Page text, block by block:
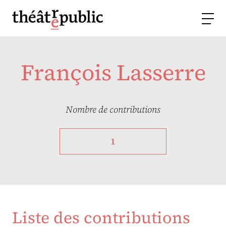
François Lasserre
Nombre de contributions
1
Liste des contributions